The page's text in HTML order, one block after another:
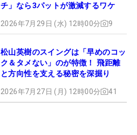
チ」なら3パットが激減するワケ
2026年7月29日 (水) 12時00分 9
松山英樹のスイングは「早めのコッ
ク＆タメない」のが特徴！ 飛距離
と方向性を支える秘密を深掘り
2026年7月27日 (月) 12時00分 41